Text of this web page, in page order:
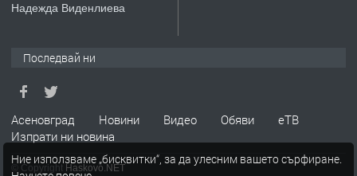
Висококачествени Целофанови
ПРЕДЛАГА Кутии с подаръци
Надежда Виденлиева
Последвай ни
Асеновград Новини Видео Обяви
еТВ
Изпрати ни новина
© Copyright Haskovo.NET
Ние използваме „бисквитки“, за да улесним вашето сърфиране.